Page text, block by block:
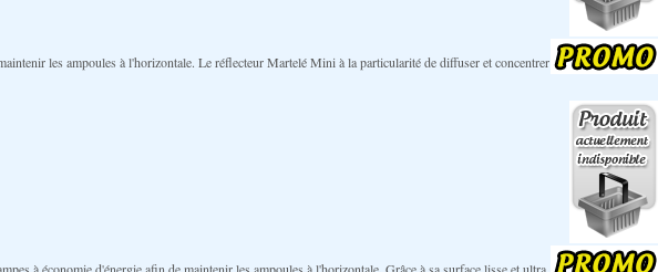
les ampoules à l'horizontale. Le réflecteur Martelé Mini à la particularité de diffuser et concentrer